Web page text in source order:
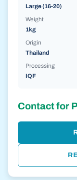
Large (16-20)
Weight
1kg
Origin
Thailand
Processing
IQF
Contact for